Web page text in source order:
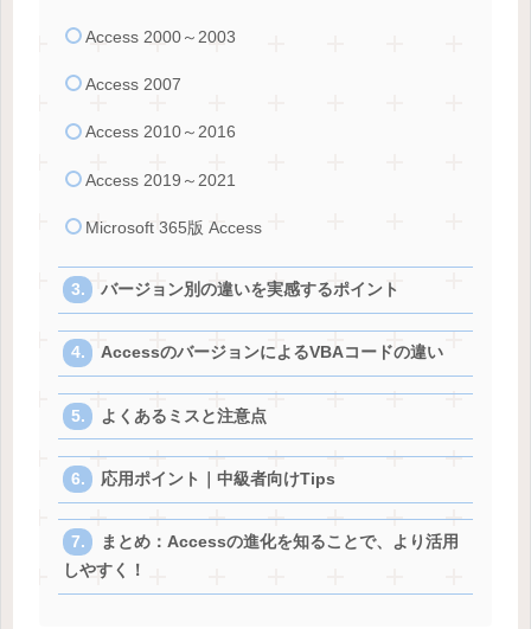
Access 2000～2003
Access 2007
Access 2010～2016
Access 2019～2021
Microsoft 365版 Access
バージョン別の違いを実感するポイント
AccessのバージョンによるVBAコードの違い
よくあるミスと注意点
応用ポイント｜中級者向けTips
まとめ：Accessの進化を知ることで、より活用
しやすく！